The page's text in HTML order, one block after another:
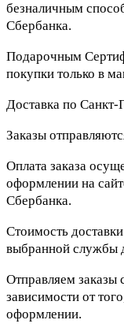
безналичным
Сбербанка.
Подарочным
покупки только в
Доставка по Санкт-
Заказы
Оплата заказа
оформлении на
Сбербанка.
Стоимость
выбранной службы
Отправляем
зависимости от
оформлении.